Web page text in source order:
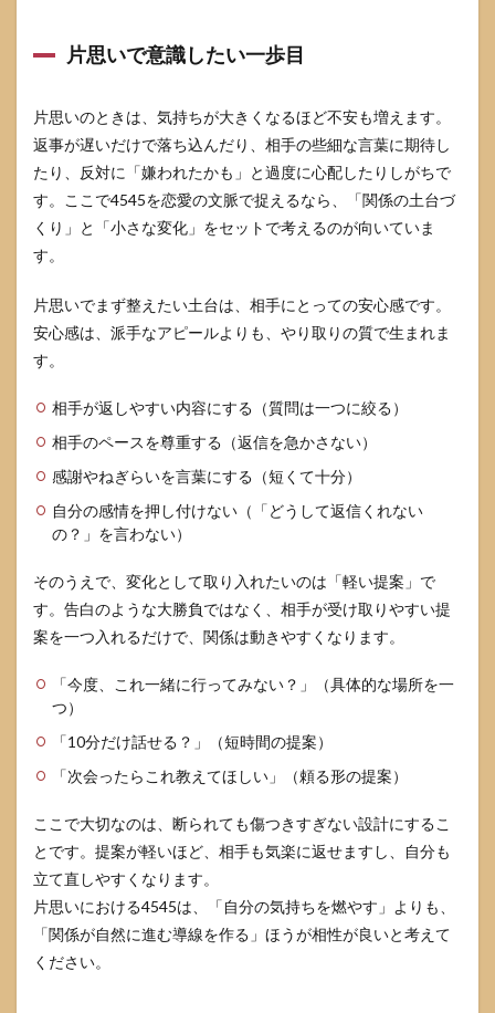
片思いで意識したい一歩目
片思いのときは、気持ちが大きくなるほど不安も増えます。
返事が遅いだけで落ち込んだり、相手の些細な言葉に期待し
たり、反対に「嫌われたかも」と過度に心配したりしがちで
す。ここで4545を恋愛の文脈で捉えるなら、「関係の土台づ
くり」と「小さな変化」をセットで考えるのが向いていま
す。
片思いでまず整えたい土台は、相手にとっての安心感です。
安心感は、派手なアピールよりも、やり取りの質で生まれま
す。
相手が返しやすい内容にする（質問は一つに絞る）
相手のペースを尊重する（返信を急かさない）
感謝やねぎらいを言葉にする（短くて十分）
自分の感情を押し付けない（「どうして返信くれない
の？」を言わない）
そのうえで、変化として取り入れたいのは「軽い提案」で
す。告白のような大勝負ではなく、相手が受け取りやすい提
案を一つ入れるだけで、関係は動きやすくなります。
「今度、これ一緒に行ってみない？」（具体的な場所を一
つ）
「10分だけ話せる？」（短時間の提案）
「次会ったらこれ教えてほしい」（頼る形の提案）
ここで大切なのは、断られても傷つきすぎない設計にするこ
とです。提案が軽いほど、相手も気楽に返せますし、自分も
立て直しやすくなります。
片思いにおける4545は、「自分の気持ちを燃やす」よりも、
「関係が自然に進む導線を作る」ほうが相性が良いと考えて
ください。